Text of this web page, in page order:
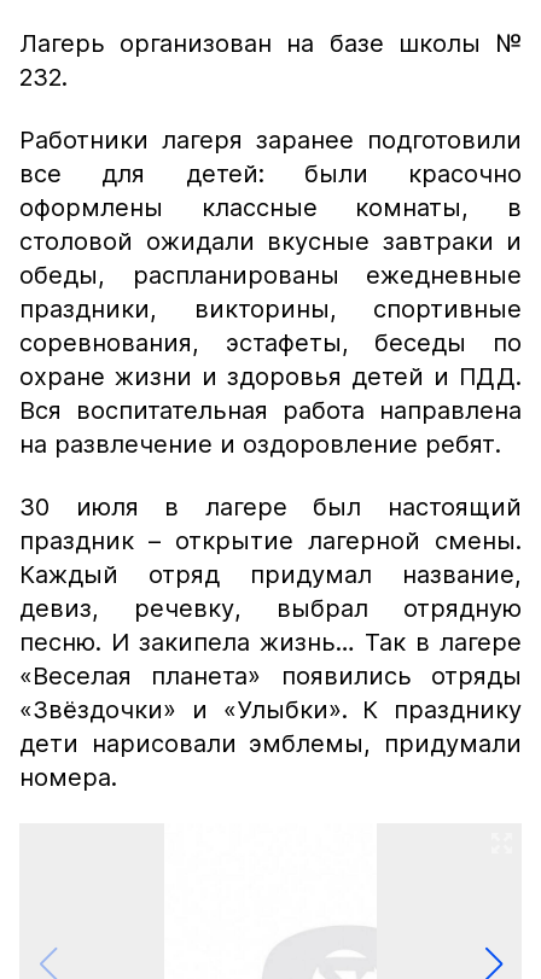
Лагерь организован на базе школы №
232.
Работники лагеря заранее подготовили
все для детей: были красочно
оформлены классные комнаты, в
столовой ожидали вкусные завтраки и
обеды, распланированы ежедневные
праздники, викторины, спортивные
соревнования, эстафеты, беседы по
охране жизни и здоровья детей и ПДД.
Вся воспитательная работа направлена
на развлечение и оздоровление ребят.
30 июля в лагере был настоящий
праздник – открытие лагерной смены.
Каждый отряд придумал название,
девиз, речевку, выбрал отрядную
песню. И закипела жизнь… Так в лагере
«Веселая планета» появились отряды
«Звёздочки» и «Улыбки». К празднику
дети нарисовали эмблемы, придумали
номера.